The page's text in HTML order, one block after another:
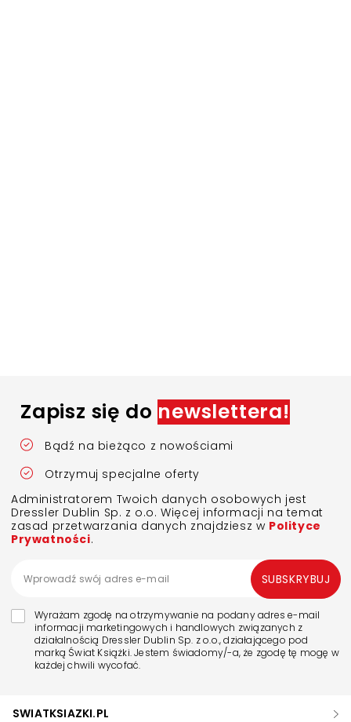
Zapisz się do newslettera!
Bądź na bieżąco z nowościami
Otrzymuj specjalne oferty
Administratorem Twoich danych osobowych jest
Dressler Dublin Sp. z o.o. Więcej informacji na temat
zasad przetwarzania danych znajdziesz w Polityce
Prywatności.
Wyrażam zgodę na otrzymywanie na podany adres e-mail
informacji marketingowych i handlowych związanych z
działalnością Dressler Dublin Sp. z o.o., działającego pod
marką Świat Książki. Jestem świadomy/-a, że zgodę tę mogę w
każdej chwili wycofać.
SUBSKRYBUJ
SWIATKSIAZKI.PL